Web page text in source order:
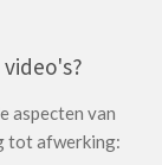
aspecten van
tot afwerking: